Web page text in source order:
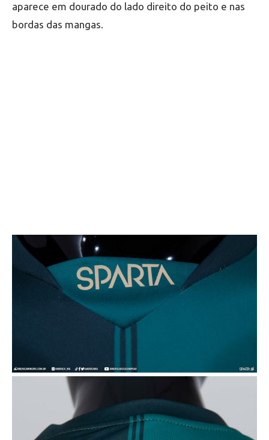
aparece em dourado do lado direito do peito e nas
bordas das mangas.